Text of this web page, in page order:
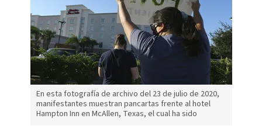
En esta fotografía de archivo del 23 de julio de 2020,
manifestantes muestran pancartas frente al hotel
Hampton Inn en McAllen, Texas, el cual ha sido